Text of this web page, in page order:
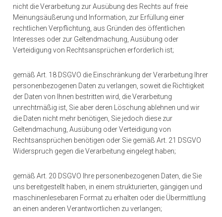
nicht die Verarbeitung zur Ausübung des Rechts auf freie
Meinungsäußerung und Information, zur Erfüllung einer
rechtlichen Verpflichtung, aus Gründen des öffentlichen
Interesses oder zur Geltendmachung, Ausübung oder
Verteidigung von Rechtsansprüchen erforderlich ist;
gemäß Art. 18 DSGVO die Einschränkung der Verarbeitung Ihrer
personenbezogenen Daten zu verlangen, soweit die Richtigkeit
der Daten von Ihnen bestritten wird, die Verarbeitung
unrechtmäßig ist, Sie aber deren Löschung ablehnen und wir
die Daten nicht mehr benötigen, Sie jedoch diese zur
Geltendmachung, Ausübung oder Verteidigung von
Rechtsansprüchen benötigen oder Sie gemäß Art. 21 DSGVO
Widerspruch gegen die Verarbeitung eingelegt haben;
gemäß Art. 20 DSGVO Ihre personenbezogenen Daten, die Sie
uns bereitgestellt haben, in einem strukturierten, gängigen und
maschinenlesebaren Format zu erhalten oder die Übermittlung
an einen anderen Verantwortlichen zu verlangen;